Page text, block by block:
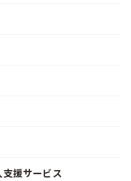
援サービス